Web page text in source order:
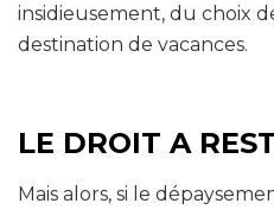
insidieusement, du choix
destination de vacances.
LE DROIT A
Mais alors, si le